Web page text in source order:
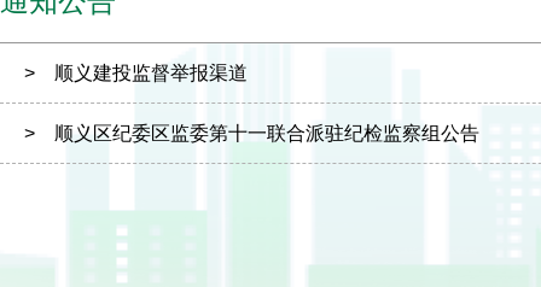
> 顺义建投监督举报渠道
> 顺义区纪委区监委第十一联合派驻纪检监察组公告